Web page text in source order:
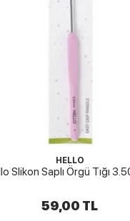
HOBİPOP
Silikon Saplı Örgü Tığı 8.0
27,00 TL